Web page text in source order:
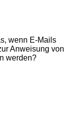
wenn E-Mails
Anweisung von
werden?